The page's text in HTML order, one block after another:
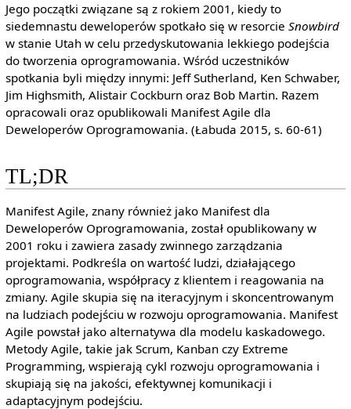
Jego początki związane są z rokiem 2001, kiedy to
siedemnastu deweloperów spotkało się w resorcie Snowbird
w stanie Utah w celu przedyskutowania lekkiego podejścia
do tworzenia oprogramowania. Wśród uczestników
spotkania byli między innymi: Jeff Sutherland, Ken Schwaber,
Jim Highsmith, Alistair Cockburn oraz Bob Martin. Razem
opracowali oraz opublikowali Manifest Agile dla
Deweloperów Oprogramowania. (Łabuda 2015, s. 60-61)
TL;DR
Manifest Agile, znany również jako Manifest dla
Deweloperów Oprogramowania, został opublikowany w
2001 roku i zawiera zasady zwinnego zarządzania
projektami. Podkreśla on wartość ludzi, działającego
oprogramowania, współpracy z klientem i reagowania na
zmiany. Agile skupia się na iteracyjnym i skoncentrowanym
na ludziach podejściu w rozwoju oprogramowania. Manifest
Agile powstał jako alternatywa dla modelu kaskadowego.
Metody Agile, takie jak Scrum, Kanban czy Extreme
Programming, wspierają cykl rozwoju oprogramowania i
skupiają się na jakości, efektywnej komunikacji i
adaptacyjnym podejściu.